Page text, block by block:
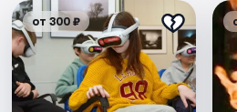
от 300 ₽